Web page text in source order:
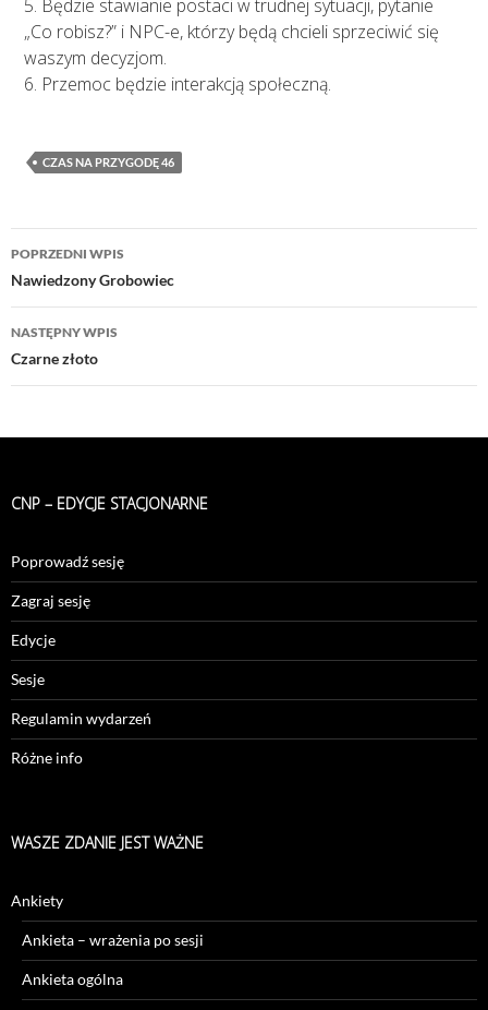
5. Będzie stawianie postaci w trudnej sytuacji, pytanie
„Co robisz?” i NPC-e, którzy będą chcieli sprzeciwić się
waszym decyzjom.
6. Przemoc będzie interakcją społeczną.
CZAS NA PRZYGODĘ 46
Nawigacja
wpisu
POPRZEDNI WPIS
Nawiedzony Grobowiec
NASTĘPNY WPIS
Czarne złoto
CNP – EDYCJE STACJONARNE
Poprowadź sesję
Zagraj sesję
Edycje
Sesje
Regulamin wydarzeń
Różne info
WASZE ZDANIE JEST WAŻNE
Ankiety
Ankieta – wrażenia po sesji
Ankieta ogólna